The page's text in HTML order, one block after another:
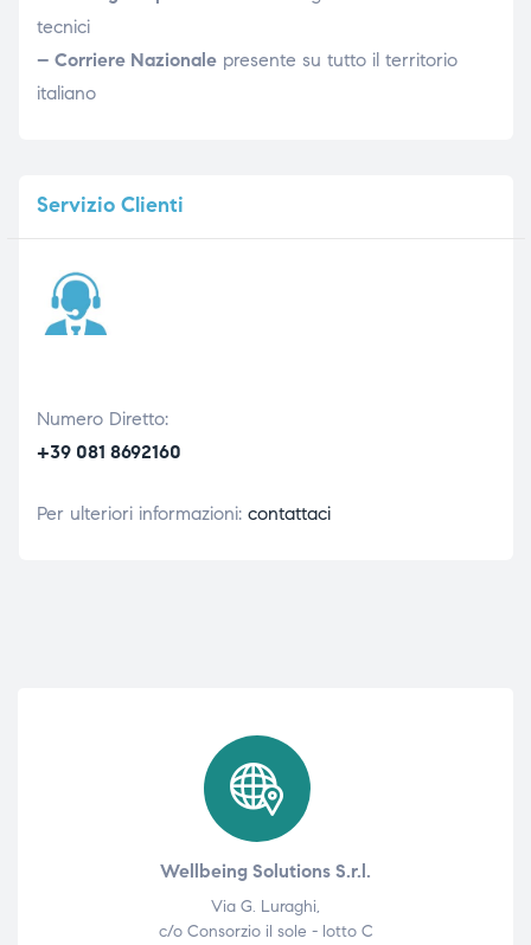
tecnici
– Corriere Nazionalepresente su tutto il territorio
italiano
ServizioClienti
Numero Diretto:
+39 081 8692160
Per ulteriori informazioni: contattaci
Wellbeing Solutions S.r.l.
Via G. Luraghi,
c/o Consorzio il sole - lotto C